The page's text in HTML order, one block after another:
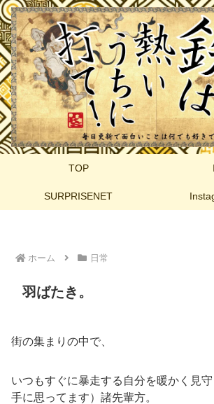
TOP
SURPRISENET
ホーム 日常
羽ばたき。
街の集まりの中で、
いつもすぐに暴走する自分を暖かく見
手に思ってます）諸先輩方。